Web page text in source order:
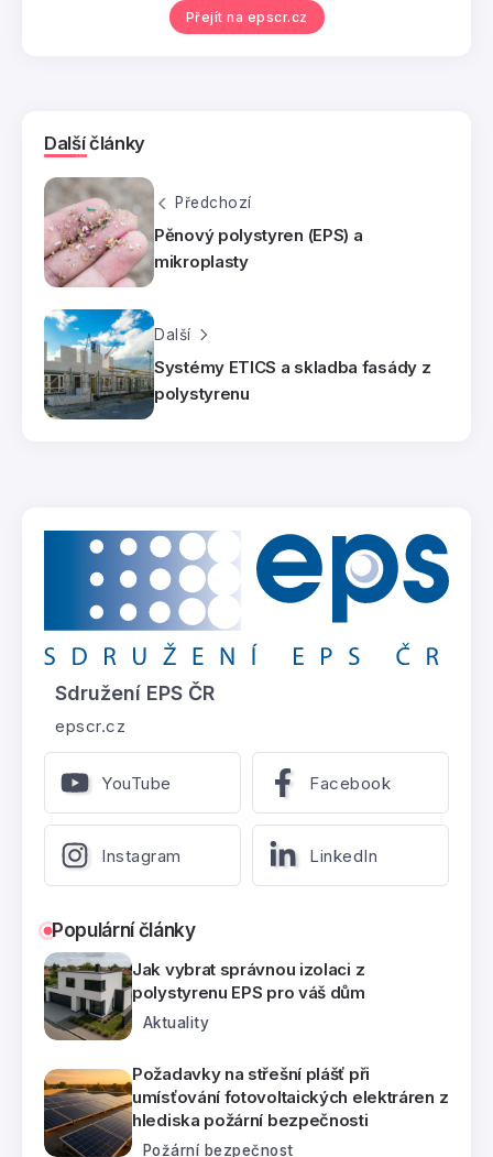
Přejít na epscr.cz
Další články
Předchozí
Pěnový polystyren (EPS) a
mikroplasty
Další
Systémy ETICS a skladba fasády z
polystyrenu
Sdružení EPS ČR
epscr.cz
YouTube Facebook
Instagram LinkedIn
Populární články
Jak vybrat správnou izolaci z
polystyrenu EPS pro váš dům
Aktuality
Požadavky na střešní plášť při
umísťování fotovoltaických elektráren z
hlediska požární bezpečnosti
Požární bezpečnost